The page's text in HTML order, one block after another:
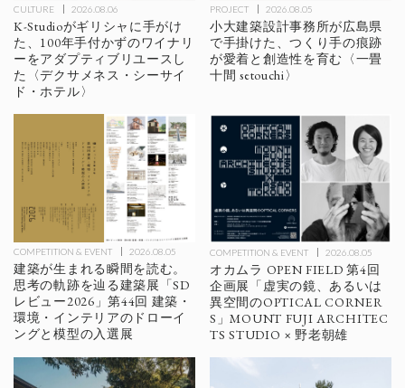
CULTURE 2026.08.06
K-Studioがギリシャに手がけ
た、100年手付かずのワイナリ
ーをアダプティブリユースし
た〈デクサメネス・シーサイ
ド・ホテル〉
PROJECT 2026.08.05
小大建築設計事務所が広島県
で手掛けた、つくり手の痕跡
が愛着と創造性を育む〈一畳
十間 setouchi〉
COMPETITION & EVENT 2026.08.05
建築が生まれる瞬間を読む。
思考の軌跡を辿る建築展「SD
レビュー2026」第44回 建築・
環境・インテリアのドローイ
ングと模型の入選展
COMPETITION & EVENT 2026.08.05
オカムラ OPEN FIELD 第4回
企画展「虚実の鏡、あるいは
異空間のOPTICAL CORNER
S」MOUNT FUJI ARCHITEC
TS STUDIO × 野老朝雄